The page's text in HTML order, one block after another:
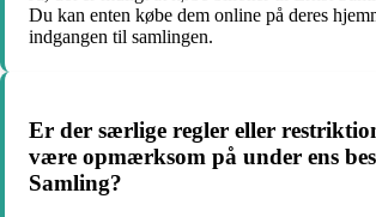
Du kan enten købe dem online på deres
indgangen til samlingen.
Er der særlige regler eller
være opmærksom på under ens
Samling?